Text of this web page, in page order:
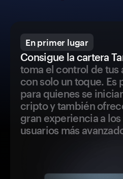
En primer lugar
Consigue la cartera
toma el control de tus
con solo un toque. Es
para quienes se
cripto y también
gran experiencia a los
usuarios más